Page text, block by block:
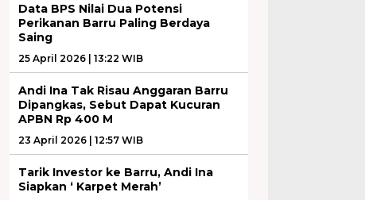
Data BPS Nilai Dua Potensi
Perikanan Barru Paling Berdaya
Saing
25 April 2026 | 13:22 WIB
Andi Ina Tak Risau Anggaran Barru
Dipangkas, Sebut Dapat Kucuran
APBN Rp 400 M
23 April 2026 | 12:57 WIB
Tarik Investor ke Barru, Andi Ina
Siapkan ‘ Karpet Merah’